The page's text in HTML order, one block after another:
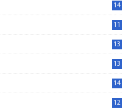
14
11
13
13
14
12